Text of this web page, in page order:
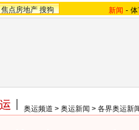
焦点房地产 搜狗 新闻 -
奥运频道 > 奥运新闻 > 各界奥运新